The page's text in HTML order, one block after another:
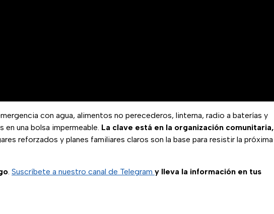
con agua, alimentos no perecederos, linterna, radio a baterías y
una bolsa impermeable. La clave está en la organización comunitaria,
reforzados y planes familiares claros son la base para resistir la próxima
Suscríbete a nuestro canal de Telegram y lleva la información en tus